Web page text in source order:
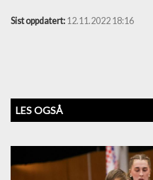
Sist oppdatert: 12.11.2022 18:16
LES OGSÅ